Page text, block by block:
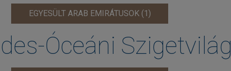
EGYESÜLT ARAB EMIRÁTUSOK (1)
Óceáni Szigetvilág